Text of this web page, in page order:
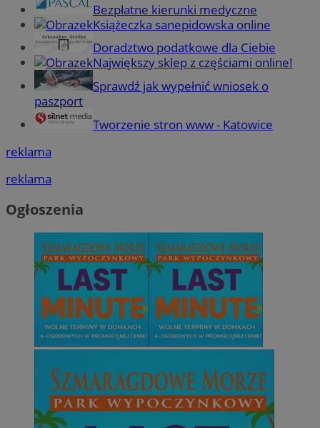
Bezpłatne kierunki medyczne
Książeczka sanepidowska online
Doradztwo podatkowe dla Ciebie
Największy sklep z częściami online!
Sprawdź jak wypełnić wniosek o
paszport
Tworzenie stron www - Katowice
reklama
reklama
Ogłoszenia